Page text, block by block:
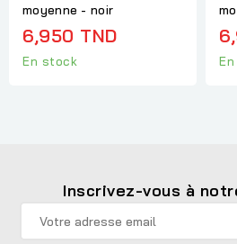
moyenne - noir
6,950 TND
En stock
Inscrivez-vous à